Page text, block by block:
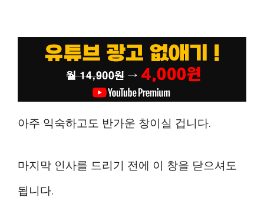
아주 익숙하고도 반가운 창이실 겁니다.
마지막 인사를 드리기 전에 이 창을 닫으셔도
됩니다.